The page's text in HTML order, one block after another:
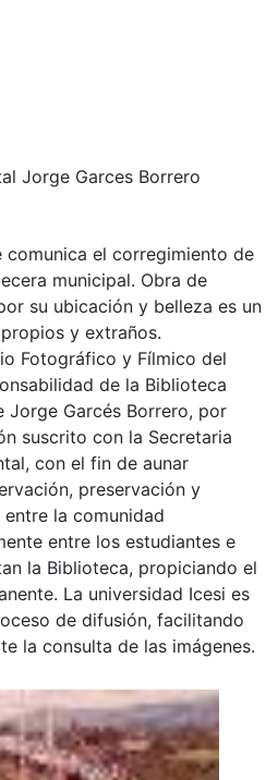
Jorge Garces Borrero
comunica el corregimiento de
municipal. Obra de
su ubicación y belleza es un
y extraños.
Fotográfico y Fílmico del
de la Biblioteca
Jorge Garcés Borrero, por
suscrito con la Secretaria
con el fin de aunar
preservación y
la comunidad
entre los estudiantes e
la Biblioteca, propiciando el
La universidad Icesi es
de difusión, facilitando
la consulta de las imágenes.